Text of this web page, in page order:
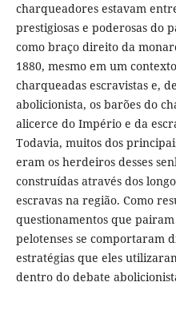
charqueadores estavam
prestigiosas e poderosas do
como braço direito da
1880, mesmo em um
charqueadas escravistas e,
abolicionista, os barões do
alicerce do Império e da
Todavia, muitos dos
eram os herdeiros desses
construídas através dos
escravas na região. Como
questionamentos que
pelotenses se comportaram
estratégias que eles
dentro do debate